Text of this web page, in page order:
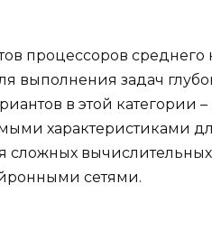
процессоров среднего
выполнения задач
в этой категории
характеристиками
сложных
сетями.